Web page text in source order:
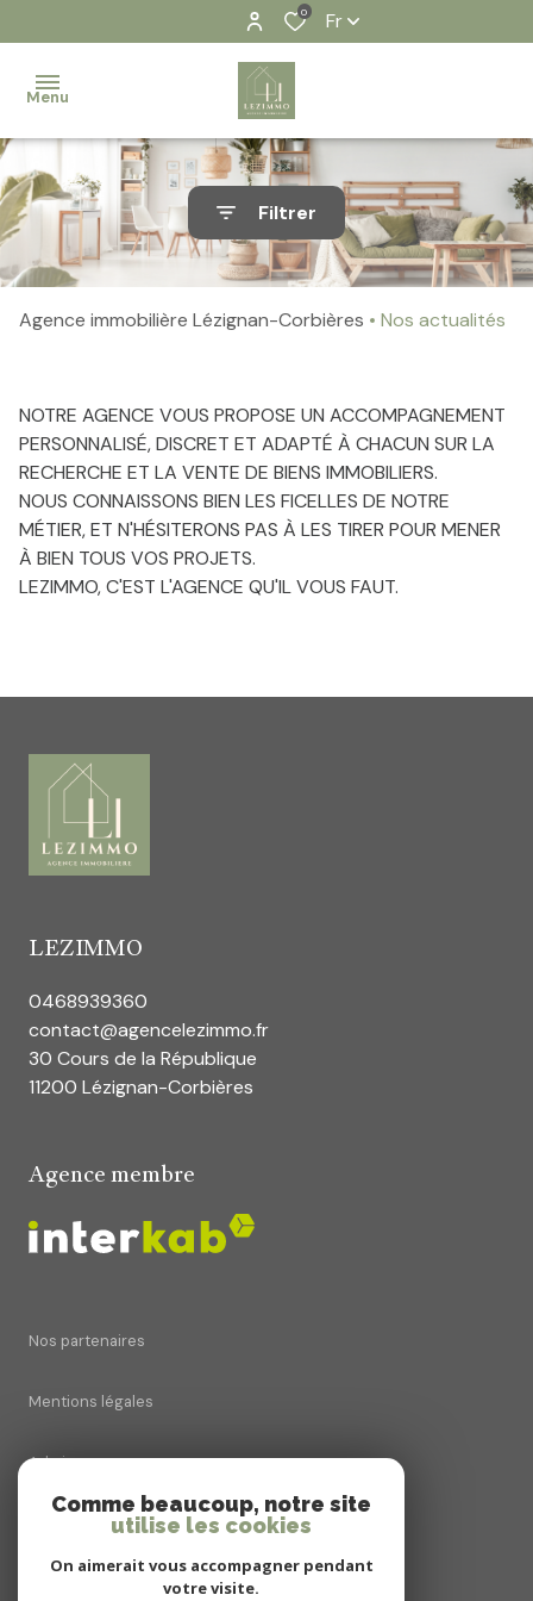
0 Fr
Menu
Accueil
Nos
biens
Contact
équipe
Nos
actualités
Estimation
gratuite
Conciergerie
Filtrer
Agence immobilière Lézignan-Corbières Nos actualités
NOTRE AGENCE VOUS PROPOSE UN ACCOMPAGNEMENT
PERSONNALISÉ, DISCRET ET ADAPTÉ À CHACUN SUR LA
RECHERCHE ET LA VENTE DE BIENS IMMOBILIERS.
NOUS CONNAISSONS BIEN LES FICELLES DE NOTRE
MÉTIER, ET N'HÉSITERONS PAS À LES TIRER POUR MENER
À BIEN TOUS VOS PROJETS.
LEZIMMO, C'EST L'AGENCE QU'IL VOUS FAUT.
LEZIMMO
0468939360
contact@agencelezimmo.fr
30 Cours de la République
11200 Lézignan-Corbières
Agence membre
Nos partenaires
Mentions légales
Admin
Nos honoraires
Comme beaucoup, notre site
utilise les cookies
On aimerait vous accompagner pendant
votre visite.